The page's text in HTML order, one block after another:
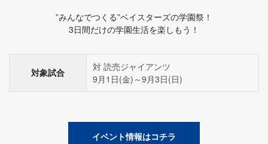
”みんなでつくる”ベイスターズの学園祭！
3日間だけの学園生活を楽しもう！
対象試合
対 読売ジャイアンツ
9月1日(金)～9月3日(日)
イベント情報はコチラ